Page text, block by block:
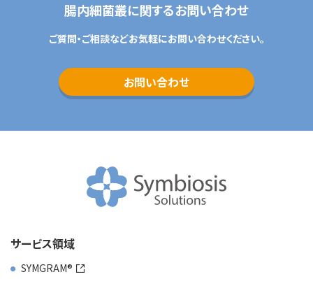
腸内細菌叢に関するお問い合わせ
ご質問・ご相談などお気軽にお問い合わせください。
お問い合わせ
サービス領域
SYMGRAM